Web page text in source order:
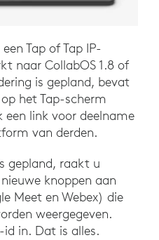
Tap of Tap IP-
naar CollabOS 1.8 of
is gepland, bevat
het Tap-scherm
link voor deelname
van derden.
gepland, raakt u
knoppen aan
Meet en Webex) die
weergegeven.
id in. Dat is alles.